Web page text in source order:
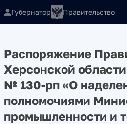
Губернатор Правительство
Распоряжение
Херсонской
№ 130-рп «О
полномочиями
промышленности и